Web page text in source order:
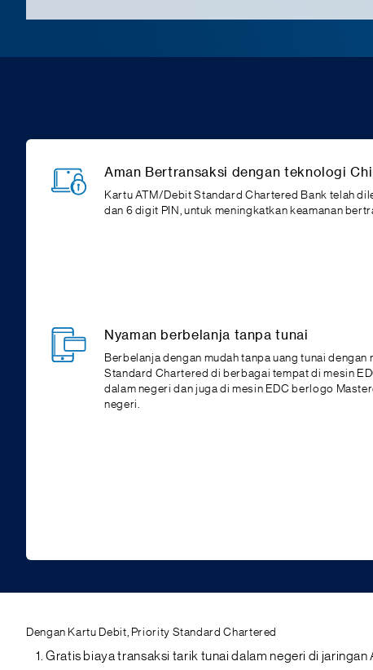
Aman Bertransaksi dengan teknologi
Kartu ATM/Debit Standard Chartered Bank telah
dan 6 digit PIN, untuk meningkatkan keamanan
Nyaman berbelanja tanpa tunai
Berbelanja dengan mudah tanpa uang tunai dengan
Standard Chartered di berbagai tempat di mesin
dalam negeri dan juga di mesin EDC berlogo
negeri.
Dengan Kartu Debit, Priority Standard Chartered
Gratis biaya transaksi tarik tunai dalam negeri di